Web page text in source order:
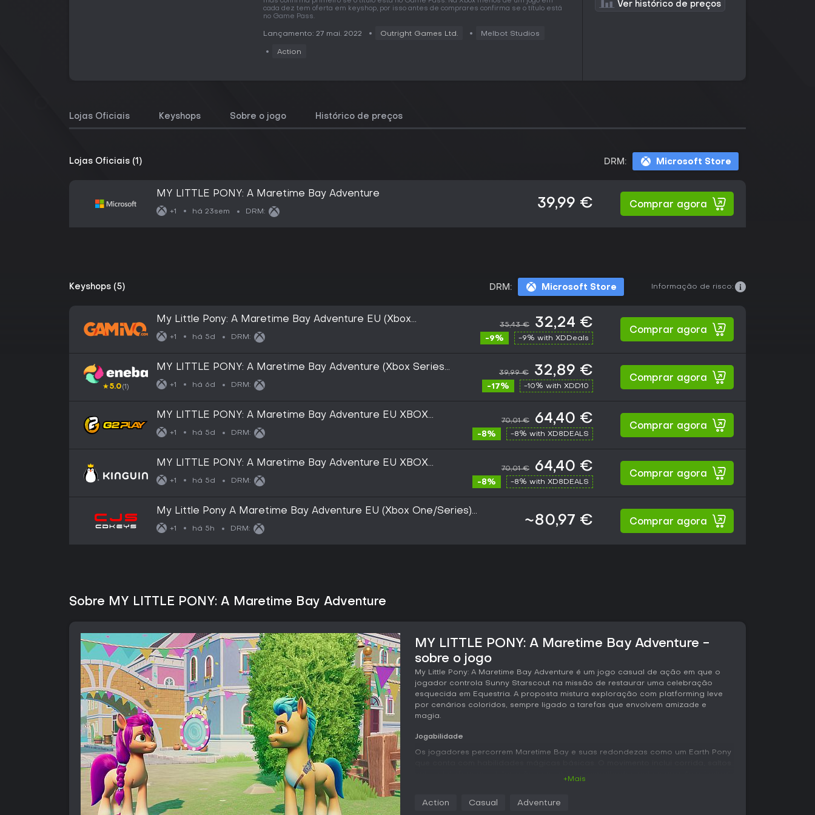
cada dez tem oferta em keyshop, por isso antes de comprares confirma se o título está
no Game Pass.
Lançamento: 27 mai. 2022 Outright Games Ltd. Melbot Studios
Action
Ver histórico de preços
Lojas Oficiais Keyshops Sobre o jogo Histórico de preços
Lojas Oficiais (1) DRM: Microsoft Store
MY LITTLE PONY: A Maretime Bay Adventure
+1 há 23sem DRM:
39,99 € Comprar agora
Keyshops (5) DRM: Microsoft Store Informação de risco:
My Little Pony: A Maretime Bay Adventure EU (Xbox
One/Series)
+1 há 5d DRM:
35,43 € 32,24 €
-9% -9% with XDDeals
Comprar agora
★5.0(1)
MY LITTLE PONY: A Maretime Bay Adventure (Xbox Series
X|S) XBOX LIVE Key EUROPE
+1 há 6d DRM:
39,99 € 32,89 €
-17% -10% with XDD10
Comprar agora
MY LITTLE PONY: A Maretime Bay Adventure EU XBOX
One / Xbox Series X|S CD Key
+1 há 5d DRM:
70,01 € 64,40 €
-8% -8% with XD8DEALS
Comprar agora
MY LITTLE PONY: A Maretime Bay Adventure EU XBOX
One / Xbox Series X|S CD Key
+1 há 5d DRM:
70,01 € 64,40 €
-8% -8% with XD8DEALS
Comprar agora
My Little Pony A Maretime Bay Adventure EU (Xbox One/Series)
(Europe)
+1 há 5h DRM:
~80,97 € Comprar agora
Sobre MY LITTLE PONY: A Maretime Bay Adventure
MY LITTLE PONY: A Maretime Bay Adventure -
sobre o jogo
My Little Pony: A Maretime Bay Adventure é um jogo casual de ação em que o
jogador controla Sunny Starscout na missão de restaurar uma celebração
esquecida em Equestria. A proposta mistura exploração com platforming leve
por cenários coloridos, sempre ligado a tarefas que envolvem amizade e
magia.
Jogabilidade
Os jogadores percorrem Maretime Bay e suas redondezas como um Earth Pony
que combinam ritmo com desafios simples de tempo.
+Mais
Action Casual Adventure